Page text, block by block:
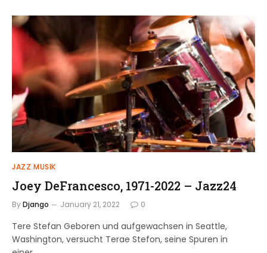
JAZZ MUSIK
Joey DeFrancesco, 1971-2022 – Jazz24
ByDjango January 21, 2022 0
Tere Stefan Geboren und aufgewachsen in Seattle,
Washington, versucht Terae Stefon, seine Spuren in